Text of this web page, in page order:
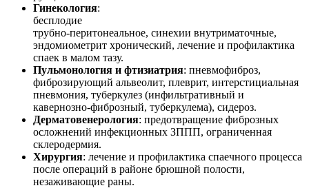
Гинекология:
бесплодие
трубно-перитонеальное, синехии внутриматочные,
эндомиометрит хронический, лечение и профилактика
спаек в малом тазу.
Пульмонология и фтизиатрия: пневмофиброз,
фиброзирующий альвеолит, плеврит, интерстициальная
пневмония, туберкулез (инфильтративный и
кавернозно-фиброзный, туберкулема), сидероз.
Дерматовенерология: предотвращение фиброзных
осложнений инфекционных ЗППП, ограниченная
склеродермия.
Хирургия: лечение и профилактика спаечного процесса
после операций в районе брюшной полости,
незаживающие раны.